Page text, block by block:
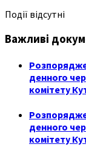
Події відсутні
Важливі
денного
комітету
денного
комітету